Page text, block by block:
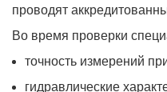
проводят
Во время проверки
точность измерений
гидравлические